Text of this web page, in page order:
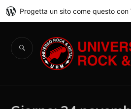
Progetta un sito come questo con